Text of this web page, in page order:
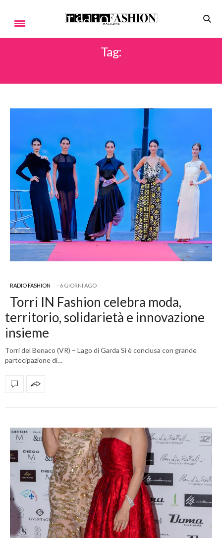
Tag:
RADIO FASHION 6 GIORNI AGO
Torri IN Fashion celebra moda,
territorio, solidarietà e innovazione
insieme
Torri del Benaco (VR) – Lago di Garda Si è conclusa con grande
partecipazione di…